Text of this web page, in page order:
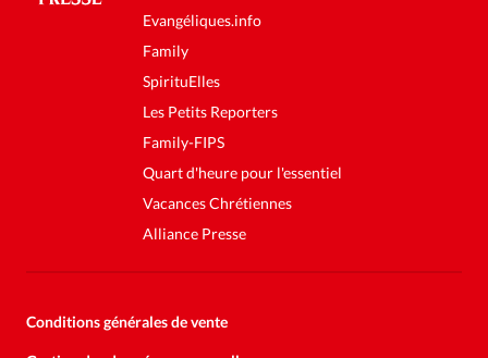
Evangéliques.info
Family
SpirituElles
Les Petits Reporters
Family-FIPS
Quart d'heure pour l'essentiel
Vacances Chrétiennes
Alliance Presse
Conditions générales de vente